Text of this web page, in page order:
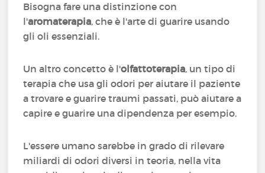
Bisogna fare una distinzione con
l'aromaterapia, che è l'arte di guarire usando
gli oli essenziali.
Un altro concetto è l'olfattoterapia, un tipo di
terapia che usa gli odori per aiutare il paziente
a trovare e guarire traumi passati, può aiutare a
capire e guarire una dipendenza per esempio.
L'essere umano sarebbe in grado di rilevare
miliardi di odori diversi in teoria, nella vita